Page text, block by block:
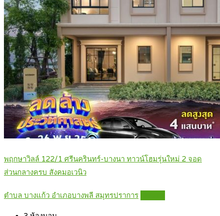
พฤกษาวิลล์ 122/1 ศรีนครินทร์-บางนา ทาวน์โฮมรุ่นใหม่ 2 จอด
ส่วนกลางครบ สังคมอเวนิว
ตำบล บางแก้ว อำเภอบางพลี สมุทรปราการ